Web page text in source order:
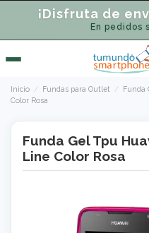
¡Disfruta de
En pedidos
Inicio Fundas para Outlet
Funda
Color Rosa
Funda Gel Tpu
Line Color Rosa